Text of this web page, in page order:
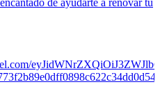
de ayudarte a renovar tu